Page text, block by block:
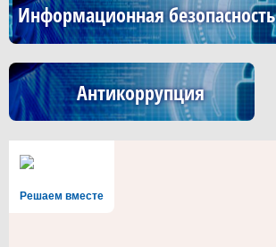
Информационная безопасность
Антикоррупция
Решаем вместе